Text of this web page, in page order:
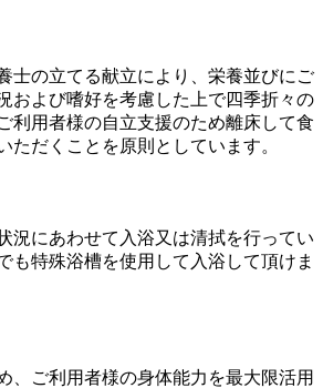
士の立てる献立により、栄養並びにご
および嗜好を考慮した上で四季折々の
利用者様の自立支援のため離床して食
ただくことを原則としています。
況にあわせて入浴又は清拭を行ってい
も特殊浴槽を使用して入浴して頂けま
、ご利用者様の身体能力を最大限活用